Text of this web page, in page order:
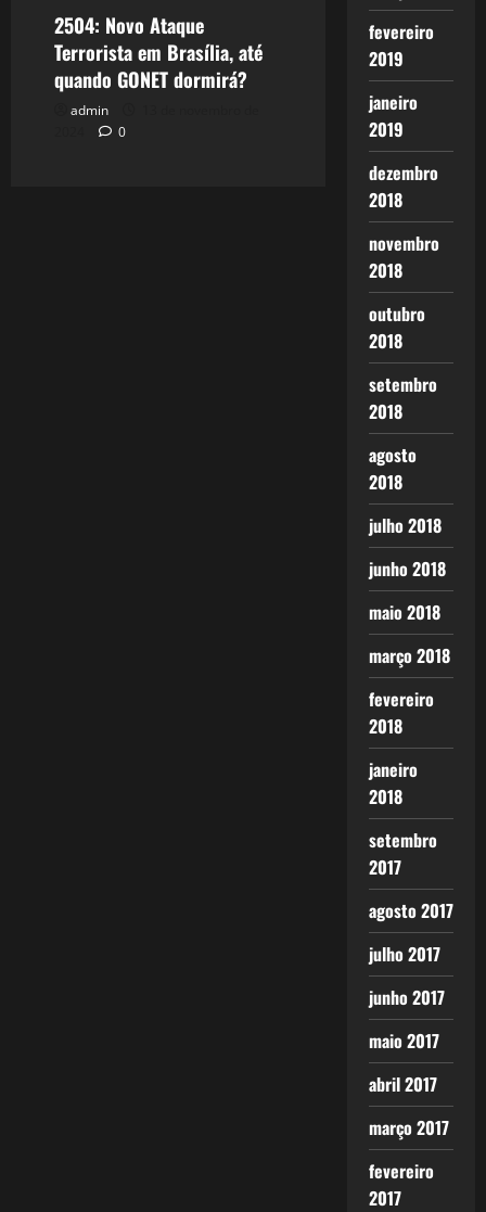
2504: Novo Ataque
Terrorista em Brasília, até
quando GONET dormirá?
admin
0
fevereiro
2019
janeiro
2019
dezembro
2018
novembro
2018
outubro
2018
setembro
2018
agosto
2018
julho 2018
junho 2018
maio 2018
março 2018
fevereiro
2018
janeiro
2018
setembro
2017
agosto 2017
julho 2017
junho 2017
maio 2017
abril 2017
março 2017
fevereiro
2017